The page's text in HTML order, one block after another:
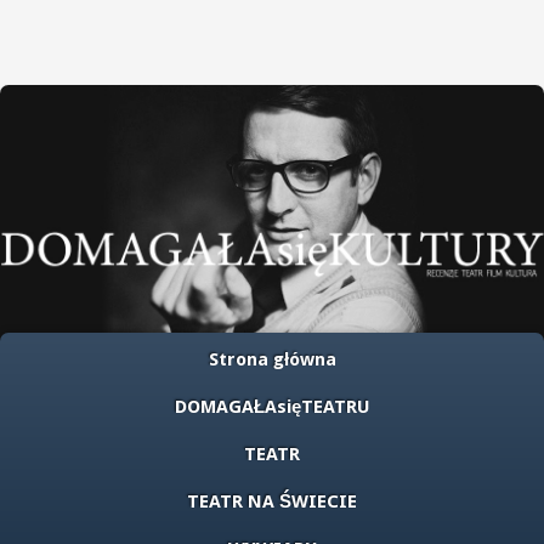
Strona główna
DOMAGAŁAsięTEATRU
TEATR
TEATR NA ŚWIECIE